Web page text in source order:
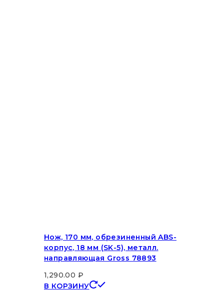
Нож, 170 мм, обрезиненный ABS-
корпус, 18 мм (SK-5), металл.
направляющая Gross 78893
1,290.00 ₽
В КОРЗИНУ